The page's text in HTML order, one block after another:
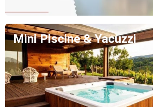
Mini Piscine & Yacuzzi